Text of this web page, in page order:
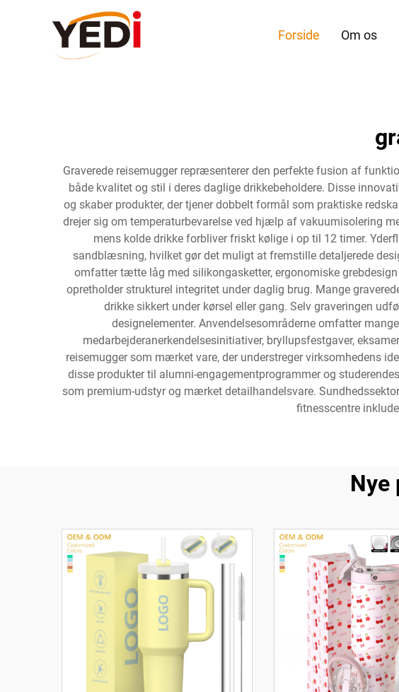
Forside Om os
Graverede reisemugger repræsenterer den perfekte fusion af
både kvalitet og stil i deres daglige drikkebeholdere. Disse
og skaber produkter, der tjener dobbelt formål som praktiske
drejer sig om temperaturbevarelse ved hjælp af vakuumisolering
mens kolde drikke forbliver friskt kølige i op til 12 timer.
sandblæsning, hvilket gør det muligt at fremstille detaljerede
omfatter tætte låg med silikongasketter, ergonomiske
opretholder strukturel integritet under daglig brug. Mange
drikke sikkert under kørsel eller gang. Selv graveringen
designelementer. Anvendelsesområderne omfatter
medarbejderanerkendelsesinitiativer, bryllupsfestgaver,
reisemugger som mærket vare, der understreger virksomhedens
disse produkter til alumni-engagementprogrammer og
som premium-udstyr og mærket detailhandelsvare.
fitnesscentre
Nye